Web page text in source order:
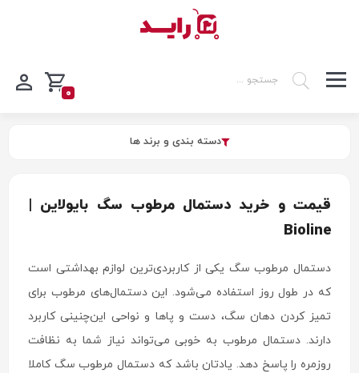
0
دسته بندی و برند ها
قیمت و خرید دستمال مرطوب سگ بایولاین |
Bioline
دستمال مرطوب سگ یکی از کاربردی‌ترین لوازم بهداشتی است
که در طول روز استفاده می‌شود. این دستمال‌های مرطوب برای
تمیز کردن دهان سگ، دست و پاها و نواحی این‌چنینی کاربرد
دارند. دستمال مرطوب به خوبی می‌تواند نیاز شما به نظافت
روزمره را پاسخ دهد. یادتان باشد که دستمال مرطوب سگ کاملا